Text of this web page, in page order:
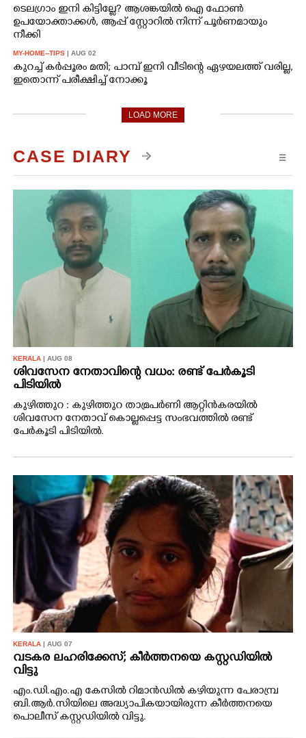
ടെലഗ്രാം ഇനി കിട്ടില്ലേ? ആശങ്കയിൽ ഐ ഫോൺ
ഉപയോക്താക്കൾ, ആപ്പ് സ്റ്റോറിൽ നിന്ന് പൂർണമായും
നീക്കി
MY-HOME--TIPS | AUG 02
കുറച്ച് കർപ്പൂരം മതി; പാമ്പ് ഇനി വീടിന്റെ ഏഴയലത്ത് വരില്ല,
ഇതൊന്ന് പരീക്ഷിച്ച് നോക്കൂ
LOAD MORE
CASE DIARY ☰
KERALA | AUG 08
ശിവസേന നേതാവിന്റെ വധം: രണ്ട് പേർകൂടി
പിടിയിൽ
കുഴിത്തുറ : കുഴിത്തുറ താമ്രപർണി ആറ്റിൻകരയിൽ
ശിവസേന നേതാവ് കൊല്ലപ്പെട്ട സംഭവത്തിൽ രണ്ട്
പേർകൂടി പിടിയിൽ.
KERALA | AUG 07
വടകര ലഹരിക്കേസ്; കീർത്തനയെ കസ്റ്റഡിയിൽ
വിട്ടു
എം.ഡി.എം.എ കേസിൽ റിമാൻഡിൽ കഴിയുന്ന പേരാമ്പ്ര
ബി.ആർ.സിയിലെ അദ്ധ്യാപികയായിരുന്ന കീർത്തനയെ
പൊലീസ് കസ്റ്റഡിയിൽ വിട്ടു.